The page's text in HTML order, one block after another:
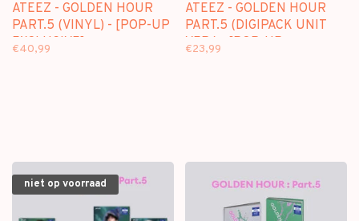
ATEEZ - GOLDEN HOUR
PART.5 (VINYL) - [POP-UP
EXCLUSIVE]
€40,99
ATEEZ - GOLDEN HOUR
PART.5 (DIGIPACK UNIT
VER.) - [POP-UP
€23,99
niet op voorraad